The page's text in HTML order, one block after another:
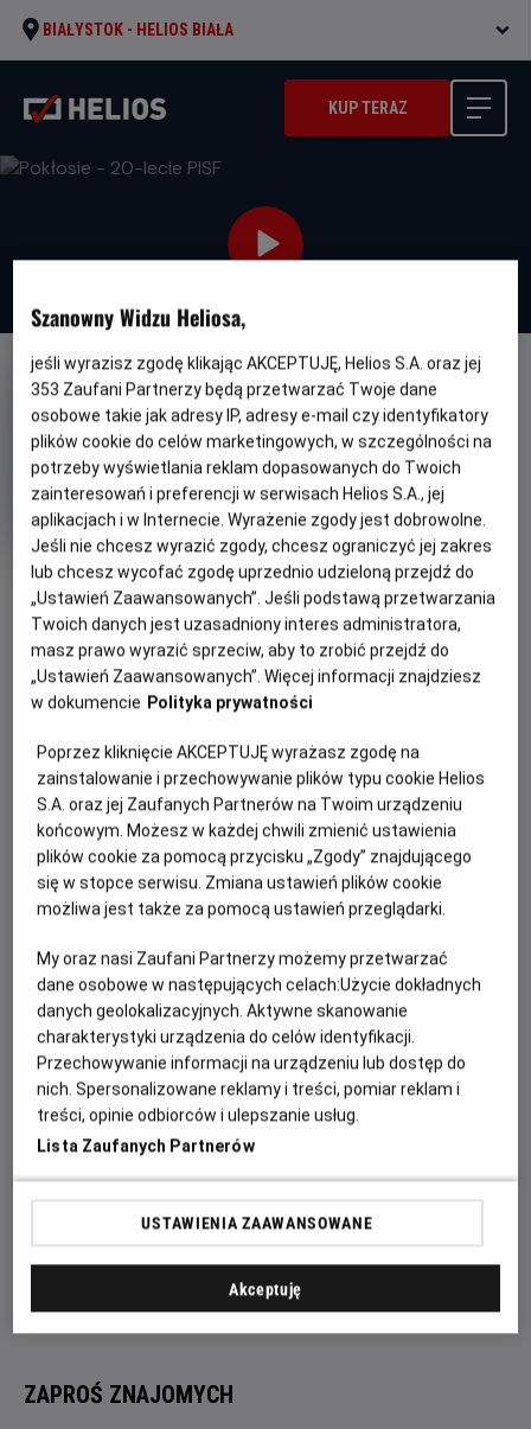
BIAŁYSTOK - HELIOS BIAŁA
KUP TERAZ
FILM POLSKI
OBSERWUJ
Pokłosie - 20-lecie PISF
Oryginalny
tytuł
Pokłosie Gatunek
Dramat
Minimalny
wiek
Od 15 lat
Czas
trwania
102 min
Kraj
rok
produkcji
Polska
PREMIERA
9 listopada 2012
Władysław Pasikowski Władysław Pasikowski
OBSADA
Ireneusz Czop, Jerzy Radziwiłowicz, Maciej Stuhr
WIĘCEJ SZCZEGÓŁÓW
Franciszek Kalina (Ireneusz Czop) po latach emigracji
przyjeżdża do Polski, zaalarmowany wiadomością, że jego
młodszy brat (Maciej Stuhr) popadł w konflikt z
mieszkańcami swojej wsi. Po przyjeździe odkrywa, że
przyczyną jest mroczna tajemnica sprzed lat. Skłóceni od
śledztwo zaostrza konflikt, który przeradza się w otwartą
agresję. Ujawniona tajemnica odciśnie tragiczne piętno na
życiu braci i ich sąsiadów.
ZAPROŚ ZNAJOMYCH
Szanowny Widzu Heliosa,
jeśli wyrazisz zgodę klikając AKCEPTUJĘ, Helios S.A. oraz jej
353 Zaufani Partnerzy będą przetwarzać Twoje dane
osobowe takie jak adresy IP, adresy e-mail czy identyfikatory
plików cookie do celów marketingowych, w szczególności na
potrzeby wyświetlania reklam dopasowanych do Twoich
zainteresowań i preferencji w serwisach Helios S.A., jej
aplikacjach i w Internecie. Wyrażenie zgody jest dobrowolne.
Jeśli nie chcesz wyrazić zgody, chcesz ograniczyć jej zakres
lub chcesz wycofać zgodę uprzednio udzieloną przejdź do
„Ustawień Zaawansowanych”. Jeśli podstawą przetwarzania
Twoich danych jest uzasadniony interes administratora,
masz prawo wyrazić sprzeciw, aby to zrobić przejdź do
„Ustawień Zaawansowanych”. Więcej informacji znajdziesz
w dokumencie Polityka prywatności
Poprzez kliknięcie AKCEPTUJĘ wyrażasz zgodę na
zainstalowanie i przechowywanie plików typu cookie Helios
S.A. oraz jej Zaufanych Partnerów na Twoim urządzeniu
końcowym. Możesz w każdej chwili zmienić ustawienia
plików cookie za pomocą przycisku „Zgody” znajdującego
się w stopce serwisu. Zmiana ustawień plików cookie
możliwa jest także za pomocą ustawień przeglądarki.
My oraz nasi Zaufani Partnerzy możemy przetwarzać
dane osobowe w następujących celach:Użycie dokładnych
danych geolokalizacyjnych. Aktywne skanowanie
charakterystyki urządzenia do celów identyfikacji.
Przechowywanie informacji na urządzeniu lub dostęp do
nich. Spersonalizowane reklamy i treści, pomiar reklam i
treści, opinie odbiorców i ulepszanie usług.
Lista Zaufanych Partnerów
USTAWIENIA ZAAWANSOWANE
Akceptuję